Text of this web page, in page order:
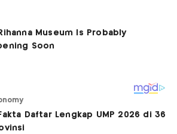
Daftar Lengkap UMP 2026 di 36